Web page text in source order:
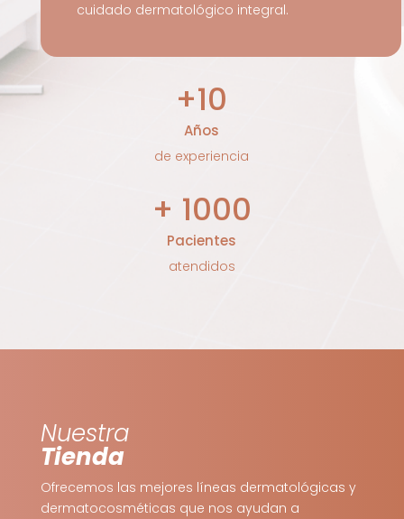
cuidado dermatológico integral.
+10
Años
de experiencia
+ 1000
Pacientes
atendidos
Nuestra
Tienda
Ofrecemos las mejores líneas dermatológicas y
dermatocosméticas que nos ayudan a